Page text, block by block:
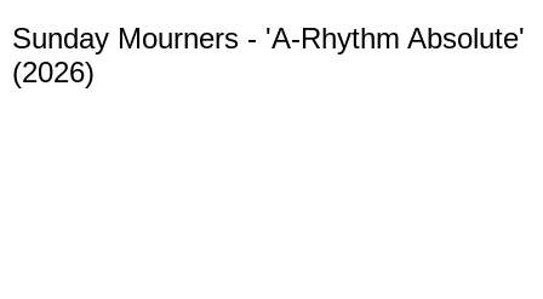
Sunday Mourners - 'A-Rhythm Absolute'
(2026)